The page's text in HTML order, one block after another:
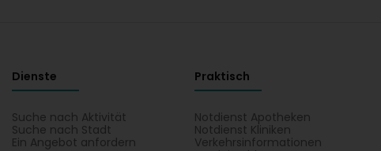
Dienste
Suche nach Aktivität
Suche nach Stadt
Ein Angebot anfordern
Praktisch
Notdienst Apotheken
Notdienst Kliniken
Verkehrsinformationen